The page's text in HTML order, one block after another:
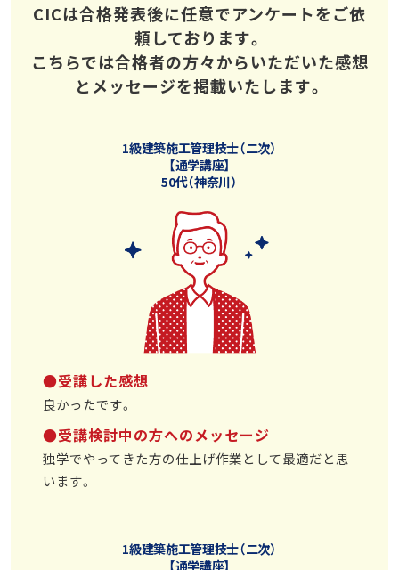
CICは合格発表後に任意でアンケートをご依
頼しております。
こちらでは合格者の方々からいただいた感想
とメッセージを掲載いたします。
1級建築施工管理技士（二次）
【通学講座】
50代（神奈川）
●受講した感想
良かったです。
●受講検討中の方へのメッセージ
独学でやってきた方の仕上げ作業として最適だと思
います。
1級建築施工管理技士（二次）
【通学講座】